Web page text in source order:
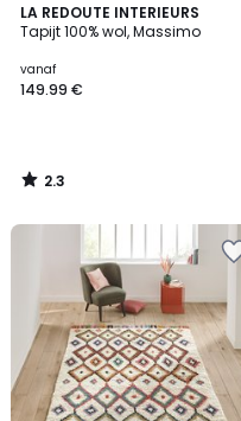
LA REDOUTE INTERIEURS
Tapijt 100% wol, Massimo
vanaf
149.99 €
2.3
/ 5
2.3
/